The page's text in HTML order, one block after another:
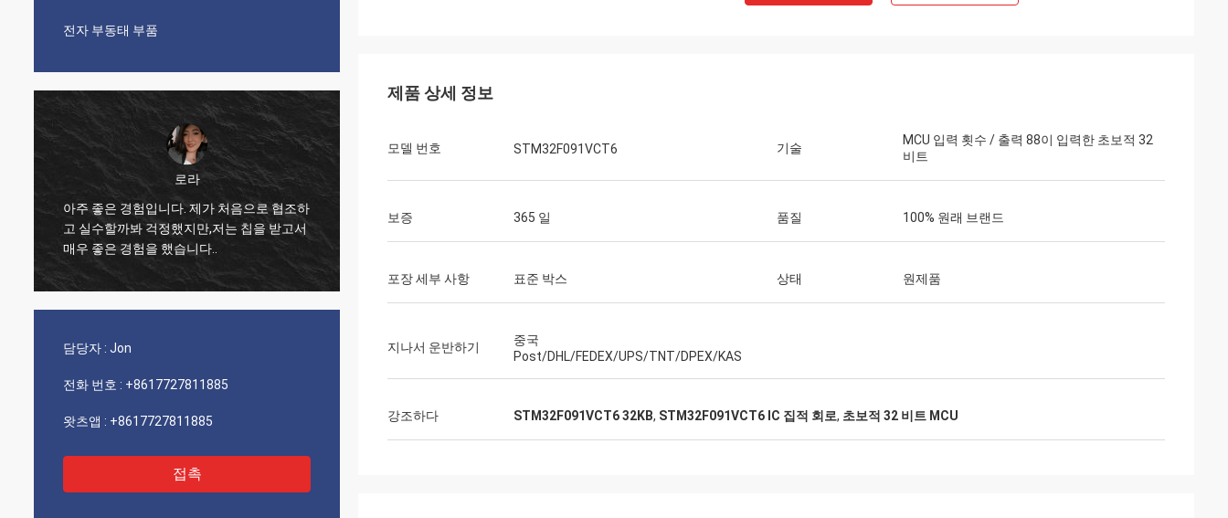
전자 부동태 부품
로라
아주 좋은 경험입니다. 제가 처음으로 협조하
고 실수할까봐 걱정했지만,저는 칩을 받고서
매우 좋은 경험을 했습니다..
좋은 제품, 다음 번 구매할게요
우리 회사는 제품을 받았고, 패키지는 손상되
지 않았고, 칩 품질도 원래입니다.
담당자 : Jon
전화 번호 : +8617727811885
왓츠앱 : +8617727811885
접촉
제품 상세 정보
모델 번호 STM32F091VCT6 기술
MCU 입력 횟수 / 출력 88이 입력한 초보적 32
비트
보증 365 일 품질 100% 원래 브랜드
포장 세부 사항 표준 박스 상태 원제품
지나서 운반하기
중국
Post/DHL/FEDEX/UPS/TNT/DPEX/KAS
강조하다 STM32F091VCT6 32KB, STM32F091VCT6 IC 집적 회로, 초보적 32 비트 MCU